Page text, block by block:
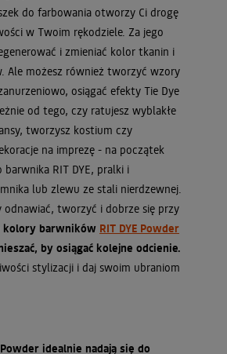
do farbowania otworzy Ci drogę
w Twoim rękodziele. Za jego
i zmieniać kolor tkanin i
Ale możesz również tworzyć wzory
osiągać efekty Tie Dye
od tego, czy ratujesz wyblakłe
tworzysz kostium czy
na imprezę - na początek
RIT DYE, pralki i
lub zlewu ze stali nierdzewnej.
odnawiać, tworzyć i dobrze się przy
kolory barwników RIT DYE Powder
by osiągać kolejne odcienie.
stylizacji i daj swoim ubraniom
idealnie nadają się do